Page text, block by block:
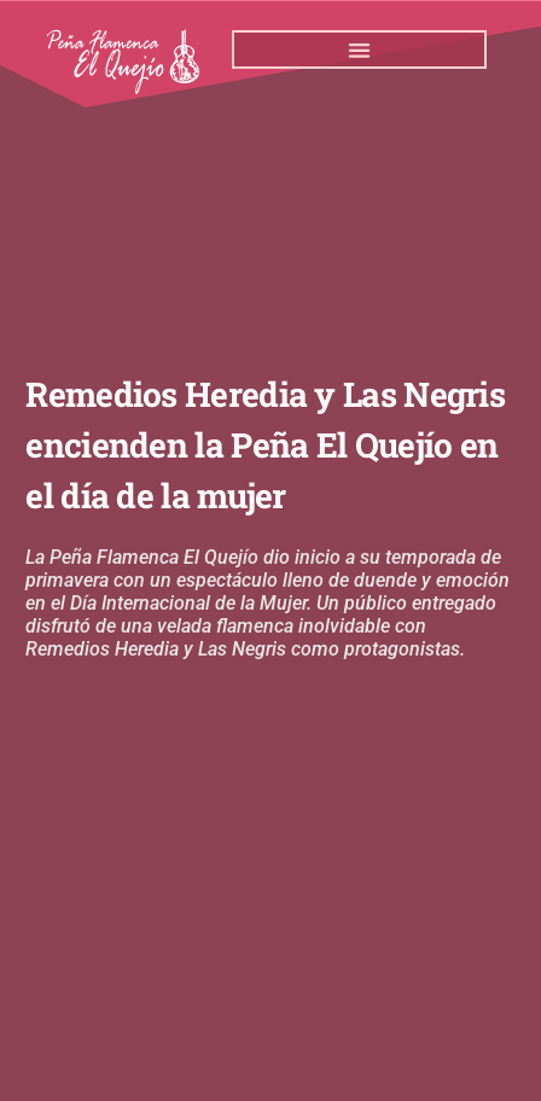
contenido
Remedios Heredia y Las Negris
encienden la Peña El Quejío en
el día de la mujer
La Peña Flamenca El Quejío dio inicio a su temporada de
primavera con un espectáculo lleno de duende y emoción
en el Día Internacional de la Mujer. Un público entregado
disfrutó de una velada flamenca inolvidable con
Remedios Heredia y Las Negris como protagonistas.